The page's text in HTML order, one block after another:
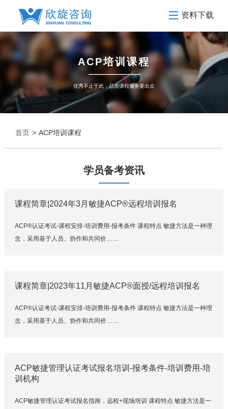
资料下载
ACP培训课程
优秀不止于此，品质课程服务要出众
首页 > ACP培训课程
学员备考资讯
课程简章|2024年3月敏捷ACP®远程培训报名
ACP®认证考试-课程安排-培训费用-报考条件 课程特点 敏捷方法是一种理
念，采用基于人员、协作和共同价……
课程简章|2023年11月敏捷ACP®面授/远程培训报名
ACP®认证考试-课程安排-培训费用-报考条件 课程特点 敏捷方法是一种理
念，采用基于人员、协作和共同价……
ACP敏捷管理认证考试报名培训-报考条件-培训费用-培
训机构
ACP敏捷管理认证考试报名指南，远程+现场培训 课程特点 敏捷方法是一